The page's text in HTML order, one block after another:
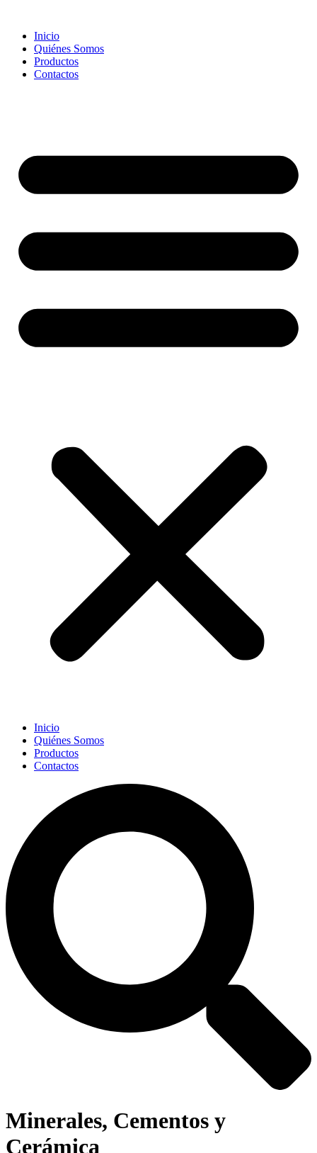
contentInicio
Quiénes Somos
Productos
Contactos
Inicio
Quiénes Somos
Productos
Contactos
Minerales, Cementos y
Cerámica